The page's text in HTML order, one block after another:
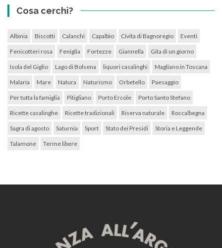
Cosa cerchi?
Albinia Biscotti Calanchi Capalbio Civita di Bagnoregio Eventi
Fenicotteri rosa Feniglia Fortezze Giannella Gita di un giorno
Isola del Giglio Lago di Bolsena liquori casalinghi Magliano in Toscana
Malaria Mare Natura Naturismo Orbetello Paesaggio
Per tutta la famiglia Pitigliano Porto Ercole Porto Santo Stefano
Ricette casalinghe Ricette tradizionali Riserva naturale Roccalbegna
Sagra di agosto Saturnia Sport Stato dei Presidi Storia e Leggende
Talamone Terme libere